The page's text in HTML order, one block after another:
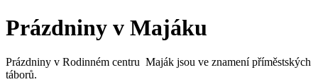
Prázdniny v Majáku
Prázdniny v Rodinném centru Maják jsou ve znamení příměstských
táborů.